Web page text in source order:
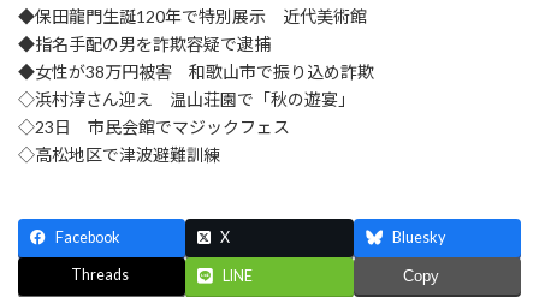
◆保田龍門生誕120年で特別展示 近代美術館
◆指名手配の男を詐欺容疑で逮捕
◆女性が38万円被害 和歌山市で振り込め詐欺
◇浜村淳さん迎え 温山荘園で「秋の遊宴」
◇23日 市民会館でマジックフェス
◇高松地区で津波避難訓練
Facebook X Bluesky
Threads LINE Copy